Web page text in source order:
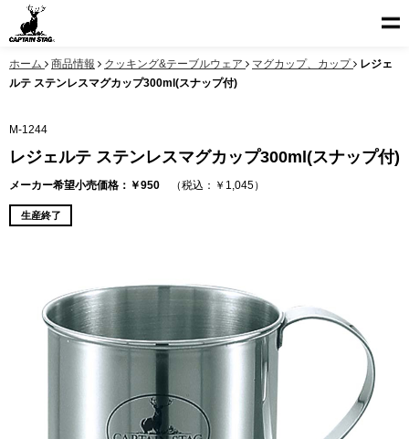
ホーム 商品情報 クッキング&テーブルウェア マグカップ、カップ
レジェ
ルテ ステンレスマグカップ300ml(スナップ付)
M-1244
レジェルテ ステンレスマグカップ300ml(スナップ付)
メーカー希望小売価格：￥950 （税込：￥1,045）
生産終了